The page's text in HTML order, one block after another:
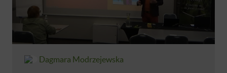
Dagmara Modrzejewska